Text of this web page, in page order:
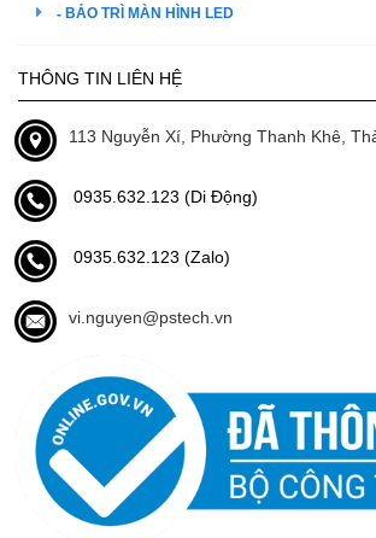
BẢO TRÌ MÀN HÌNH LED
THÔNG TIN LIÊN HỆ
113 Nguyễn Xí, Phường Thanh Khê,
0935.632.123 (Di Động)
0935.632.123 (Zalo)
vi.nguyen@pstech.vn